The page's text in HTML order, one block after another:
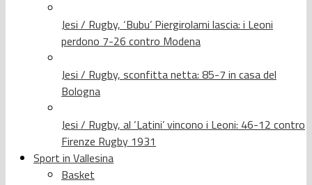
Jesi / Rugby, ‘Bubu’ Piergirolami lascia: i Leoni
perdono 7-26 contro Modena
Jesi / Rugby, sconfitta netta: 85-7 in casa del
Bologna
Jesi / Rugby, al ‘Latini’ vincono i Leoni: 46-12 contro
Firenze Rugby 1931
Sport in Vallesina
Basket